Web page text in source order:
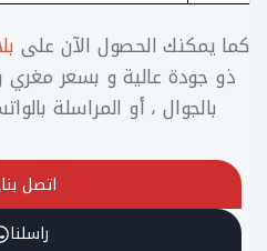
كما يمكنك الحصول الآن على
ذو جودة عالية و بسعر مغري
بالجوال ، أو المراسلة
اتصل بنا
راسلنا